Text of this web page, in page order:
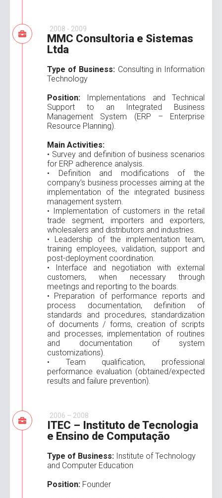
2008 - 2009
MMC Consultoria e Sistemas
Ltda
Type of Business: Consulting in Information
Technology
Position:
Implementations and Technical
Support to an Integrated Business
Management System (ERP – Enterprise
Resource Planning).
Main Activities:
• Survey and definition of business scenarios
for ERP adherence analysis.
• Definition and modifications of the
company’s business processes aiming at the
implementation of the integrated business
management system.
• Implementation of customers in the retail
trade segment, importers and exporters,
wholesalers and distributors and industries.
• Leadership of the implementation team,
training employees, validation, support and
post-deployment coordination.
• Interface and negotiation with external
customers, when necessary through
meetings and reporting to the boards.
• Preparation of performance reports and
process documentation, definition of
standards and procedures, standardization
of documents / forms, creation of scripts
and processes, implementation of routines
and documentation of system
customizations).
• Team qualification, professional
performance evaluation (obtained/expected
results and failure prevention).
2006 – 2008
ITEC – Instituto de Tecnologia
e Ensino de Computação
Type of Business: Institute of Technology
and Computer Education
Position: Founder